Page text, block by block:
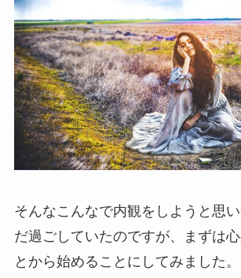
そんなこんなで内観をしようと思
だ過ごしていたのですが、まずは
とから始めることにしてみました。